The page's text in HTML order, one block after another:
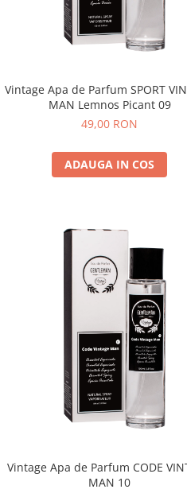
Vintage Apa de Parfum SPORT
MAN Lemnos Picant 09
49,00 RON
ADAUGA IN COS
Vintage Apa de Parfum CODE
MAN 10